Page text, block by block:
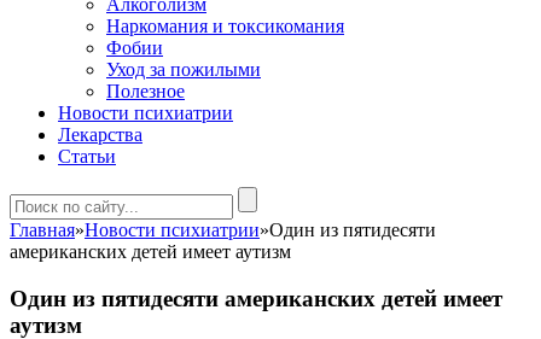
Алкоголизм
Наркомания и токсикомания
Фобии
Уход за пожилыми
Полезное
Новости психиатрии
Лекарства
Статьи
Главная»Новости психиатрии»Один из пятидесяти
американских детей имеет аутизм
Один из пятидесяти американских детей имеет
аутизм